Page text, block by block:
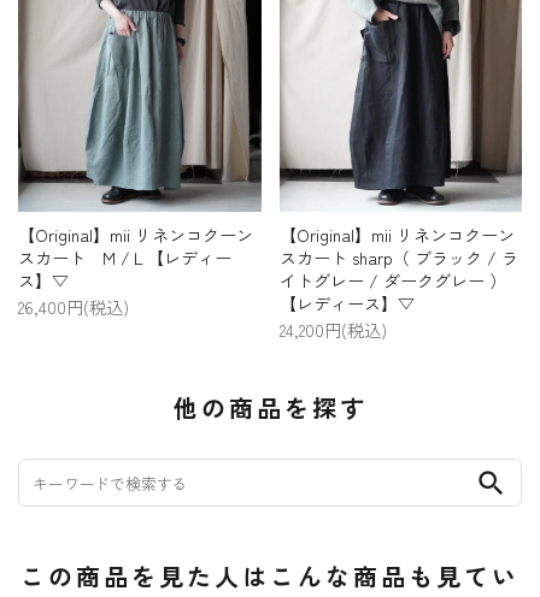
【Original】mii リネンコクーン
スカート M /Ｌ【レディー
ス】▽
26,400円(税込)
【Original】mii リネンコクーン
スカート sharp（ ブラック / ラ
イトグレー / ダークグレー ）
【レディース】▽
24,200円(税込)
他の商品を探す
search
この商品を見た人はこんな商品も見てい